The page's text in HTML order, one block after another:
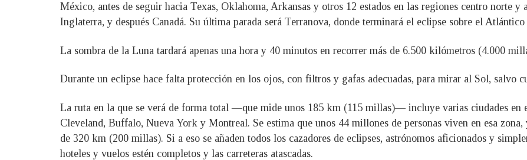
México, antes de seguir hacia Texas, Oklahoma, Arkansas y otros 12 estados en las regiones centro norte
Inglaterra, y después Canadá. Su última parada será Terranova, donde terminará el eclipse sobre el
La sombra de la Luna tardará apenas una hora y 40 minutos en recorrer más de 6.500 kilómetros (4.000
Durante un eclipse hace falta protección en los ojos, con filtros y gafas adecuadas, para mirar al Sol, salvo
La ruta en la que se verá de forma total —que mide unos 185 km (115 millas)— incluye varias ciudades en
Cleveland, Buffalo, Nueva York y Montreal. Se estima que unos 44 millones de personas viven en esa
de 320 km (200 millas). Si a eso se añaden todos los cazadores de eclipses, astrónomos aficionados y
hoteles y vuelos estén completos y las carreteras atascadas.